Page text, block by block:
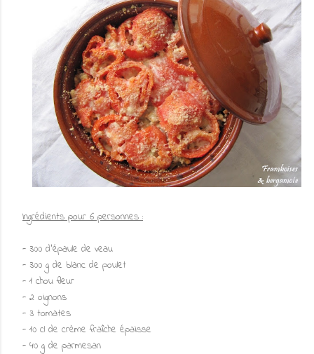
Ingrédients pour 6 personnes :
- 300 d'épaule de veau
- 300 g de blanc de poulet
- 1 chou fleur
- 2 oignons
- 3 tomates
- 10 cl de crème fraîche épaisse
- 40 g de parmesan